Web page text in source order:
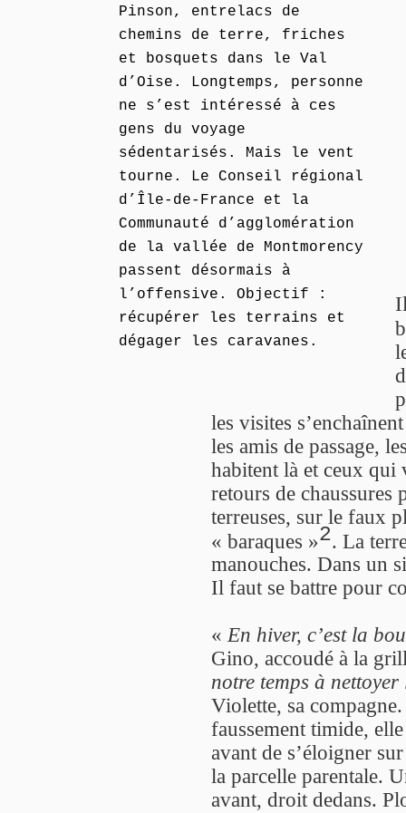
Pinson, entrelacs de
chemins de terre, friches
et bosquets dans le Val
d’Oise. Longtemps, personne
ne s’est intéressé à ces
gens du voyage
sédentarisés. Mais le vent
tourne. Le Conseil régional
d’Île-de-France et la
Communauté d’agglomération
de la vallée de Montmorency
passent désormais à
l’offensive. Objectif :
récupérer les terrains et
dégager les caravanes.
les visites
les amis de passage,
habitent là et ceux qui
retours de chaussures
terreuses, sur le faux
« baraques »2. La
manouches. Dans un
Il faut se battre pour
«En hiver, c’est la
Gino, accoudé à la
notre temps à nettoyer
Violette, sa
faussement timide,
avant de s’éloigner
la parcelle parentale.
avant, droit dedans.